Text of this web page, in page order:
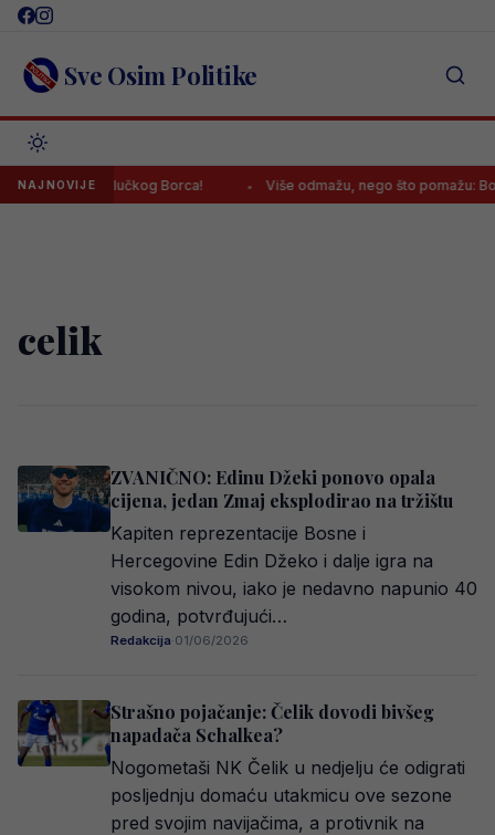
Skip
content Sve Osim Politike
NAJNOVIJE
napad banjalučkog Borca! Više odmažu, nego što pomažu:
celik
ZVANIČNO: Edinu Džeki ponovo opala
cijena, jedan Zmaj eksplodirao na tržištu
Kapiten reprezentacije Bosne i
Hercegovine Edin Džeko i dalje igra na
visokom nivou, iako je nedavno napunio 40
godina, potvrđujući…
Redakcija·01/06/2026
Strašno pojačanje: Čelik dovodi bivšeg
napadača Schalkea?
Nogometaši NK Čelik u nedjelju će odigrati
posljednju domaću utakmicu ove sezone
pred svojim navijačima, a protivnik na